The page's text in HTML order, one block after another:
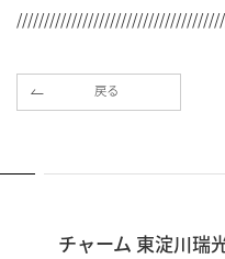
戻る
チャーム 東淀川瑞